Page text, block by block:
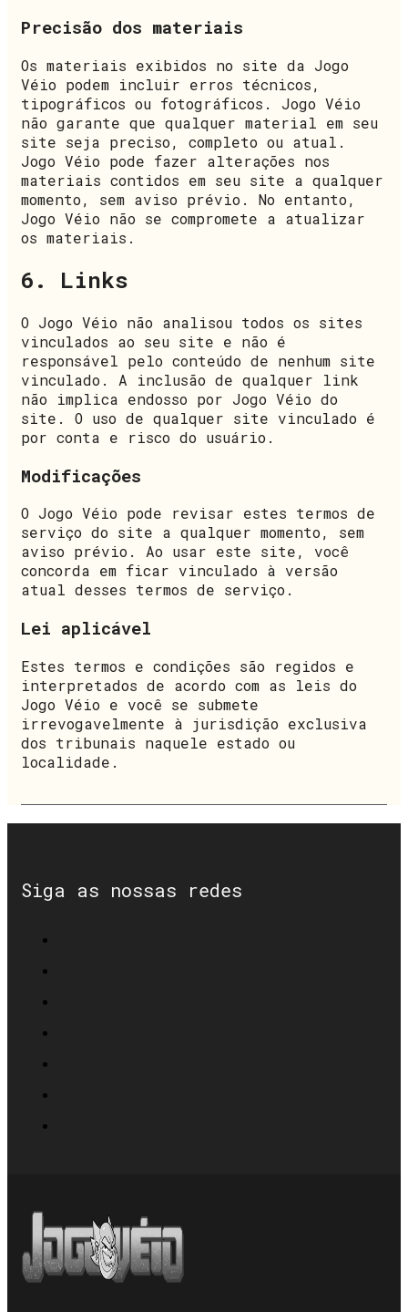
Precisão dos materiais
Os materiais exibidos no site da Jogo
Véio podem incluir erros técnicos,
tipográficos ou fotográficos. Jogo Véio
não garante que qualquer material em seu
site seja preciso, completo ou atual.
Jogo Véio pode fazer alterações nos
materiais contidos em seu site a qualquer
momento, sem aviso prévio. No entanto,
Jogo Véio não se compromete a atualizar
os materiais.
6. Links
O Jogo Véio não analisou todos os sites
vinculados ao seu site e não é
responsável pelo conteúdo de nenhum site
vinculado. A inclusão de qualquer link
não implica endosso por Jogo Véio do
site. O uso de qualquer site vinculado é
por conta e risco do usuário.
Modificações
O Jogo Véio pode revisar estes termos de
serviço do site a qualquer momento, sem
aviso prévio. Ao usar este site, você
concorda em ficar vinculado à versão
atual desses termos de serviço.
Lei aplicável
Estes termos e condições são regidos e
interpretados de acordo com as leis do
Jogo Véio e você se submete
irrevogavelmente à jurisdição exclusiva
dos tribunais naquele estado ou
localidade.
Siga as nossas redes